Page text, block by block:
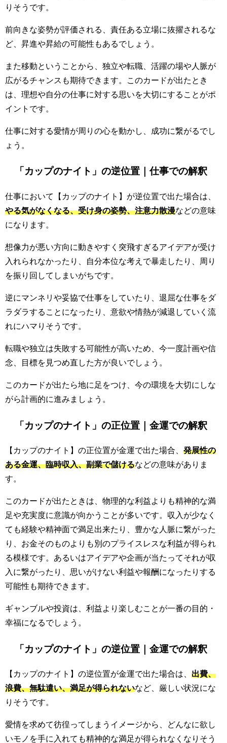
りそうです。
前向きな姿勢が評価される、責任ある立場に抜擢されるな
ど、昇進や昇給の可能性もあるでしょう。
また移動ということから、独立や転職、活躍の場や人脈が
広がるチャンスも期待できます。このカードが出たとき
は、理想や自分の仕事に対する思いを大切にすることがポ
イントです。
仕事に対する愛情が周りの心を動かし、成功に繋がるでし
ょう。
「カップのナイト」の逆位置｜仕事での解釈
仕事において【カップのナイト】が逆位置で出た場合は、
やる気がなくなる、受け身の姿勢、注意力散漫などの意味
になります。
想像力が悪い方向に動きやすく突飛すぎるアイデアが受け
入れられなかったり、自分本位な考えで暴走したり、周り
を振り回してしまいがちです。
逆にマンネリや妥協で仕事をしていたり、退屈な仕事をダ
ラダラすることになったり、意欲や情熱が減退していく流
れにハマりそうです。
転職や独立は失敗する可能性が高いため、今一度計画や信
念、目標を見つめ直した方が良いでしょう。
このカードが出たら地に足をつけ、今の環境を大切にしな
がら計画的に進みましょう。
「カップのナイト」の正位置｜金運での解釈
【カップのナイト】の正位置が金運で出た場合、 発展性の
ある金運、臨時収入、副業で儲けるなどの意味がありま
す。
このカードが出たときは、物理的な利益よりも精神的な満
足や充実度に意識が向かうことが多いです。収入が少なく
ても経験や精神面で満足出来たり、豊かな人脈に繋がった
り、お金そのものよりも別のプライスレスな利益が得られ
る模様です。あるいはアイデアや企画が当たってそれが収
入に繋がったり、思いがけない利益や報酬になったりする
可能性も期待できます。
ギャンブルや投資は、利益より楽しむことが一番の目的・
幸福になるでしょう。
「カップのナイト」の逆位置｜金運での解釈
【カップのナイト】の逆位置が金運で出た場合は、 出費、
浪費、無駄遣い、満足が得られないなど、厳しい状況にな
りそうです。
愛情を求めて彷徨ってしまうイメージから、どんなに欲し
いモノを手に入れても精神的な満足が得られなくなりそう